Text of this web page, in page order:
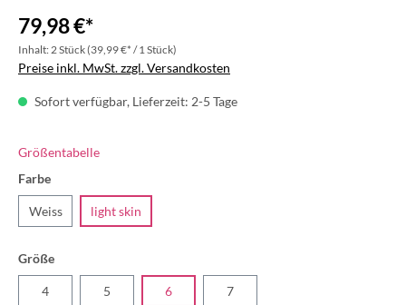
79,98 €*
Inhalt:2 Stück(39,99 €* / 1 Stück)
Preise inkl. MwSt. zzgl. Versandkosten
Sofort verfügbar, Lieferzeit: 2-5 Tage
Größentabelle
Farbe
Weiss light skin
Größe
4 5 6 7